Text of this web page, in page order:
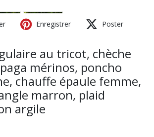
Enregistrer Poster
au tricot, chèche
mérinos, poncho
chauffe épaule femme,
marron, plaid
argile